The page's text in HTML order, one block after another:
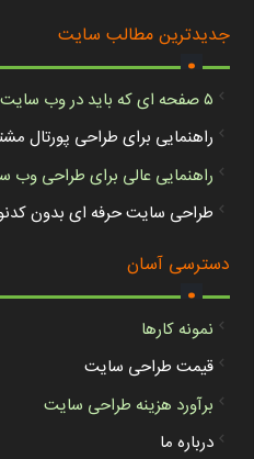
جدیدترین مطالب سایت
.
۵ صفحه ای که باید در وب سایت صنعتی خود طراحی کنید
راهنمایی برای طراحی پورتال
راهنمایی عالی برای طراحی وب
طراحی سایت حرفه ای بدون
دسترسی آسان
.
نمونه کارها
قیمت طراحی سایت
برآورد هزینه طراحی سایت
درباره ما